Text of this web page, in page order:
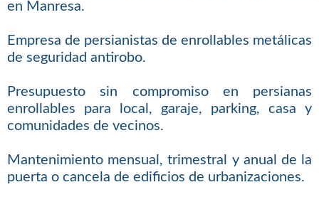
en Manresa.
Empresa de persianistas de enrollables metálicas
de seguridad antirobo.
Presupuesto sin compromiso en persianas
enrollables para local, garaje, parking, casa y
comunidades de vecinos.
Mantenimiento mensual, trimestral y anual de la
puerta o cancela de edificios de urbanizaciones.